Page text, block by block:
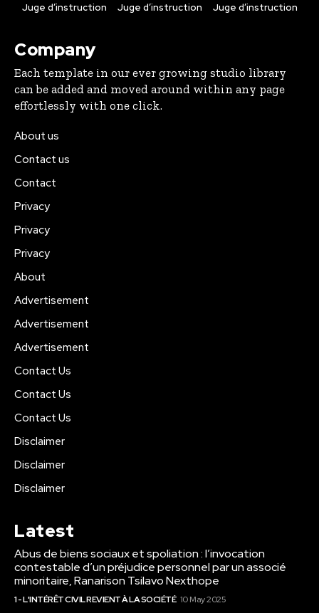
Juge d’instruction
Juge d’instruction Juge d’instruction
Company
Each template in our ever growing studio library
can be added and moved around within any page
effortlessly with one click.
About us
Contact us
Contact
Privacy
Privacy
Privacy
About
Advertisement
Advertisement
Advertisement
Contact Us
Contact Us
Contact Us
Disclaimer
Disclaimer
Disclaimer
Latest
Abus de biens sociaux et spoliation : l’invocation
contestable d’un préjudice personnel par un associé
minoritaire, Ranarison Tsilavo Nexthope
1 - L'INTÉRÊT CIVIL REVIENT À LA SOCIÉTÉ 10 May 2025